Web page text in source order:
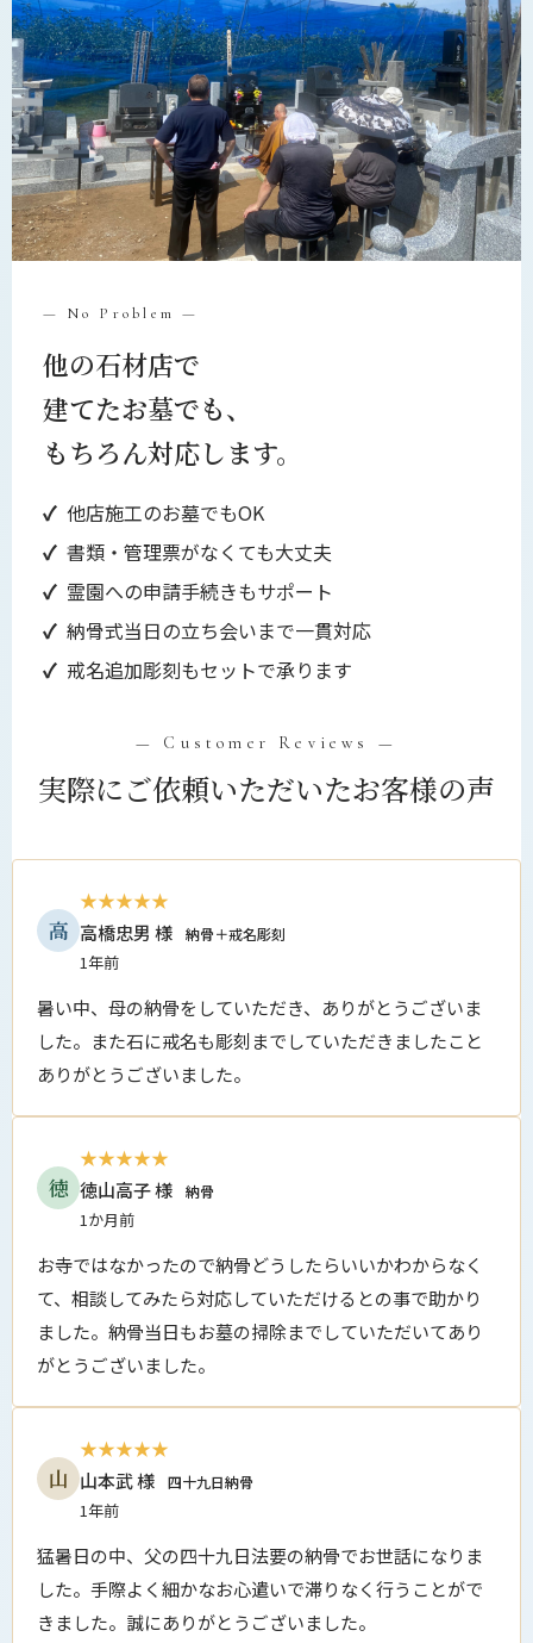
— No Problem —
他の石材店で
建てたお墓でも、
もちろん対応します。
他店施工のお墓でもOK
書類・管理票がなくても大丈夫
霊園への申請手続きもサポート
納骨式当日の立ち会いまで一貫対応
戒名追加彫刻もセットで承ります
— Customer Reviews —
実際にご依頼いただいたお客様の声
高
★★★★★
高橋忠男 様
納骨＋戒名彫刻
1年前
暑い中、母の納骨をしていただき、ありがとうございま
した。また石に戒名も彫刻までしていただきましたこと
ありがとうございました。
徳
★★★★★
徳山高子 様
納骨
1か月前
お寺ではなかったので納骨どうしたらいいかわからなく
て、相談してみたら対応していただけるとの事で助かり
ました。納骨当日もお墓の掃除までしていただいてあり
がとうございました。
山
★★★★★
山本武 様
四十九日納骨
1年前
猛暑日の中、父の四十九日法要の納骨でお世話になりま
した。手際よく細かなお心遣いで滞りなく行うことがで
きました。誠にありがとうございました。